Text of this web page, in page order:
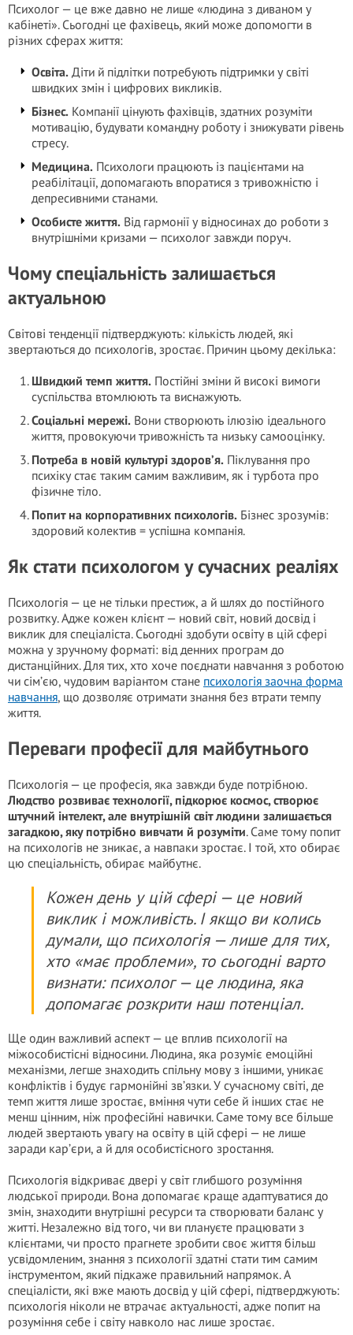
Психолог — це вже давно не лише «людина з диваном у
кабінеті». Сьогодні це фахівець, який може допомогти в
різних сферах життя:
Освіта. Діти й підлітки потребують підтримки у світі
швидких змін і цифрових викликів.
Бізнес. Компанії цінують фахівців, здатних розуміти
мотивацію, будувати командну роботу і знижувати рівень
стресу.
Медицина. Психологи працюють із пацієнтами на
реабілітації, допомагають впоратися з тривожністю і
депресивними станами.
Особисте життя. Від гармонії у відносинах до роботи з
внутрішніми кризами — психолог завжди поруч.
Чому спеціальність залишається
актуальною
Світові тенденції підтверджують: кількість людей, які
звертаються до психологів, зростає. Причин цьому декілька:
Швидкий темп життя. Постійні зміни й високі вимоги
суспільства втомлюють та виснажують.
Соціальні мережі. Вони створюють ілюзію ідеального
життя, провокуючи тривожність та низьку самооцінку.
Потреба в новій культурі здоров’я. Піклування про
психіку стає таким самим важливим, як і турбота про
фізичне тіло.
Попит на корпоративних психологів. Бізнес зрозумів:
здоровий колектив = успішна компанія.
Як стати психологом у сучасних реаліях
Психологія — це не тільки престиж, а й шлях до постійного
розвитку. Адже кожен клієнт — новий світ, новий досвід і
виклик для спеціаліста. Сьогодні здобути освіту в цій сфері
можна у зручному форматі: від денних програм до
дистанційних. Для тих, хто хоче поєднати навчання з роботою
чи сім’єю, чудовим варіантом стане психологія заочна форма
навчання, що дозволяє отримати знання без втрати темпу
життя.
Переваги професії для майбутнього
Психологія — це професія, яка завжди буде потрібною.
Людство розвиває технології, підкорює космос, створює
штучний інтелект, але внутрішній світ людини залишається
загадкою, яку потрібно вивчати й розуміти. Саме тому попит
на психологів не зникає, а навпаки зростає. І той, хто обирає
цю спеціальність, обирає майбутнє.
Кожен день у цій сфері — це новий
виклик і можливість. І якщо ви колись
думали, що психологія — лише для тих,
хто «має проблеми», то сьогодні варто
визнати: психолог — це людина, яка
допомагає розкрити наш потенціал.
Ще один важливий аспект — це вплив психології на
міжособистісні відносини. Людина, яка розуміє емоційні
механізми, легше знаходить спільну мову з іншими, уникає
конфліктів і будує гармонійні зв’язки. У сучасному світі, де
темп життя лише зростає, вміння чути себе й інших стає не
менш цінним, ніж професійні навички. Саме тому все більше
людей звертають увагу на освіту в цій сфері — не лише
заради кар’єри, а й для особистісного зростання.
Психологія відкриває двері у світ глибшого розуміння
людської природи. Вона допомагає краще адаптуватися до
змін, знаходити внутрішні ресурси та створювати баланс у
житті. Незалежно від того, чи ви плануєте працювати з
клієнтами, чи просто прагнете зробити своє життя більш
усвідомленим, знання з психології здатні стати тим самим
інструментом, який підкаже правильний напрямок. А
спеціалісти, які вже мають досвід у цій сфері, підтверджують:
психологія ніколи не втрачає актуальності, адже попит на
розуміння себе і світу навколо нас лише зростає.